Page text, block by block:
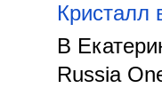
Кристалл
В
Russia